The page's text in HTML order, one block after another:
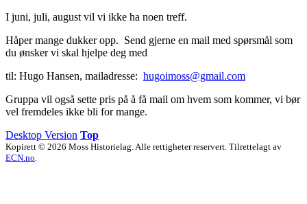
I juni, juli, august vil vi ikke ha noen treff.
Håper mange dukker opp. Send gjerne en mail med spørsmål som
du ønsker vi skal hjelpe deg med
til: Hugo Hansen, mailadresse: hugoimoss@gmail.com
Gruppa vil også sette pris på å få mail om hvem som kommer, vi bør
vel fremdeles ikke bli for mange.
Desktop Version Top
Kopirett © 2026 Moss Historielag. Alle rettigheter reservert. Tilrettelagt av
ECN.no